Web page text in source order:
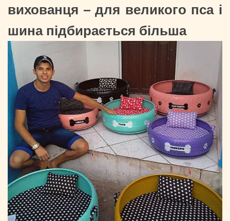
вихованця – для великого пса і
шина підбирається більша